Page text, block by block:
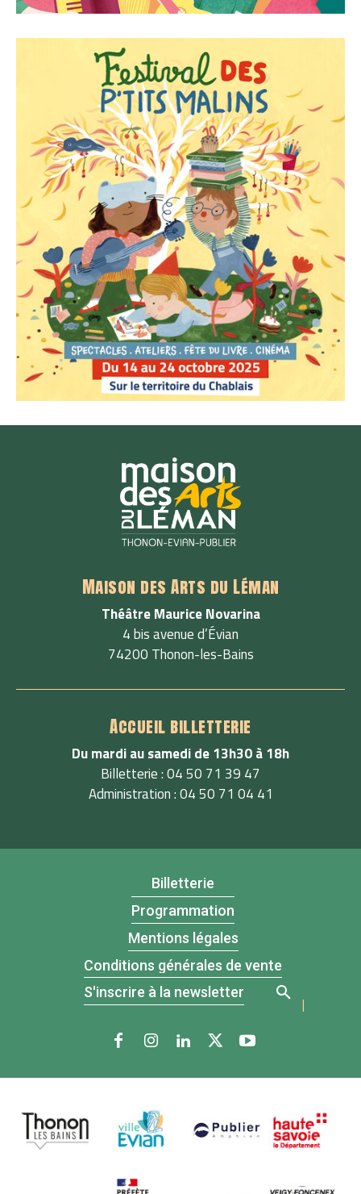
PLAQUETTE CHEMINS
PLAQUETTE P'TITS MALINS
Maison des Arts du Léman
Théâtre Maurice Novarina
4 bis avenue d’Évian
74200 Thonon-les-Bains
Accueil billetterie
Du mardi au samedi de 13h30 à 18h
Billetterie : 04 50 71 39 47
Administration : 04 50 71 04 41
Billetterie
Programmation
Mentions légales
Conditions générales de vente
S'inscrire à la newsletter
|